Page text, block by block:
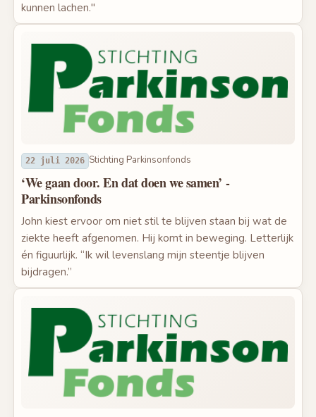
kunnen lachen."
22 juli 2026 Stichting Parkinsonfonds
‘We gaan door. En dat doen we samen’ -
Parkinsonfonds
John kiest ervoor om niet stil te blijven staan bij wat de
ziekte heeft afgenomen. Hij komt in beweging. Letterlijk
én figuurlijk. “Ik wil levenslang mijn steentje blijven
bijdragen.”